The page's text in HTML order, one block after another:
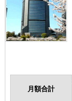
月額合計